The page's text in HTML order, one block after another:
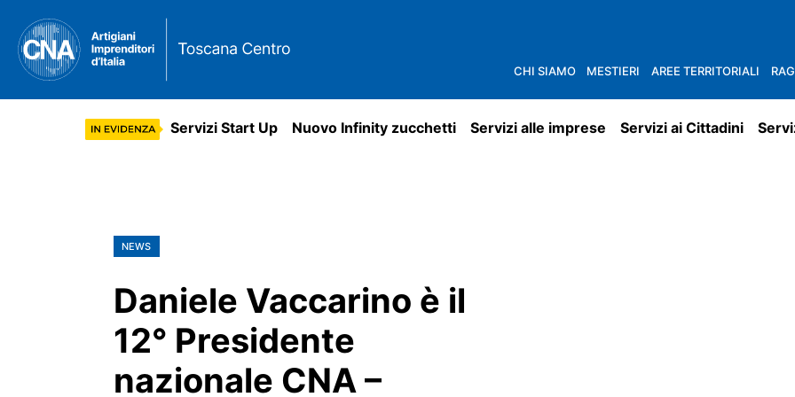
CHI SIAMO MESTIERI AREE TERRITORIALI
Servizi Start Up Nuovo Infinity zucchetti Servizi alle imprese Servizi ai Cittadini
NEWS
Daniele Vaccarino è il
12° Presidente
nazionale CNA –